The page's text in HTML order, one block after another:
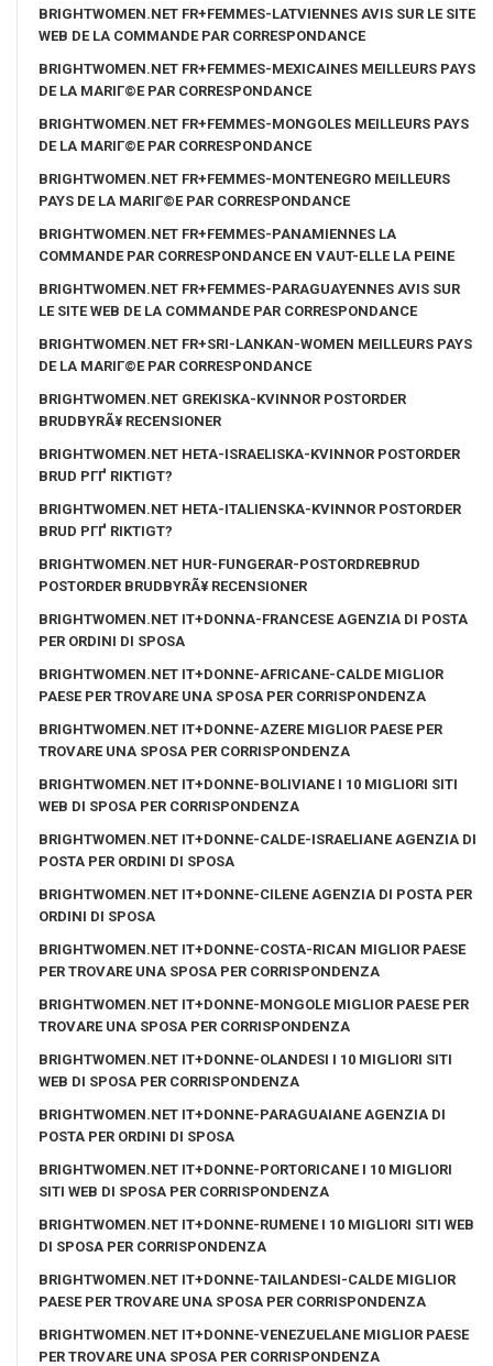
BRIGHTWOMEN.NET FR+FEMMES-LATVIENNES AVIS SUR LE SITE
WEB DE LA COMMANDE PAR CORRESPONDANCE
BRIGHTWOMEN.NET FR+FEMMES-MEXICAINES MEILLEURS PAYS
DE LA MARIГ©E PAR CORRESPONDANCE
BRIGHTWOMEN.NET FR+FEMMES-MONGOLES MEILLEURS PAYS
DE LA MARIГ©E PAR CORRESPONDANCE
BRIGHTWOMEN.NET FR+FEMMES-MONTENEGRO MEILLEURS
PAYS DE LA MARIГ©E PAR CORRESPONDANCE
BRIGHTWOMEN.NET FR+FEMMES-PANAMIENNES LA
COMMANDE PAR CORRESPONDANCE EN VAUT-ELLE LA PEINE
BRIGHTWOMEN.NET FR+FEMMES-PARAGUAYENNES AVIS SUR
LE SITE WEB DE LA COMMANDE PAR CORRESPONDANCE
BRIGHTWOMEN.NET FR+SRI-LANKAN-WOMEN MEILLEURS PAYS
DE LA MARIГ©E PAR CORRESPONDANCE
BRIGHTWOMEN.NET GREKISKA-KVINNOR POSTORDER
BRUDBYRÃ¥ RECENSIONER
BRIGHTWOMEN.NET HETA-ISRAELISKA-KVINNOR POSTORDER
BRUD PГҐ RIKTIGT?
BRIGHTWOMEN.NET HETA-ITALIENSKA-KVINNOR POSTORDER
BRUD PГҐ RIKTIGT?
BRIGHTWOMEN.NET HUR-FUNGERAR-POSTORDREBRUD
POSTORDER BRUDBYRÃ¥ RECENSIONER
BRIGHTWOMEN.NET IT+DONNA-FRANCESE AGENZIA DI POSTA
PER ORDINI DI SPOSA
BRIGHTWOMEN.NET IT+DONNE-AFRICANE-CALDE MIGLIOR
PAESE PER TROVARE UNA SPOSA PER CORRISPONDENZA
BRIGHTWOMEN.NET IT+DONNE-AZERE MIGLIOR PAESE PER
TROVARE UNA SPOSA PER CORRISPONDENZA
BRIGHTWOMEN.NET IT+DONNE-BOLIVIANE I 10 MIGLIORI SITI
WEB DI SPOSA PER CORRISPONDENZA
BRIGHTWOMEN.NET IT+DONNE-CALDE-ISRAELIANE AGENZIA DI
POSTA PER ORDINI DI SPOSA
BRIGHTWOMEN.NET IT+DONNE-CILENE AGENZIA DI POSTA PER
ORDINI DI SPOSA
BRIGHTWOMEN.NET IT+DONNE-COSTA-RICAN MIGLIOR PAESE
PER TROVARE UNA SPOSA PER CORRISPONDENZA
BRIGHTWOMEN.NET IT+DONNE-MONGOLE MIGLIOR PAESE PER
TROVARE UNA SPOSA PER CORRISPONDENZA
BRIGHTWOMEN.NET IT+DONNE-OLANDESI I 10 MIGLIORI SITI
WEB DI SPOSA PER CORRISPONDENZA
BRIGHTWOMEN.NET IT+DONNE-PARAGUAIANE AGENZIA DI
POSTA PER ORDINI DI SPOSA
BRIGHTWOMEN.NET IT+DONNE-PORTORICANE I 10 MIGLIORI
SITI WEB DI SPOSA PER CORRISPONDENZA
BRIGHTWOMEN.NET IT+DONNE-RUMENE I 10 MIGLIORI SITI WEB
DI SPOSA PER CORRISPONDENZA
BRIGHTWOMEN.NET IT+DONNE-TAILANDESI-CALDE MIGLIOR
PAESE PER TROVARE UNA SPOSA PER CORRISPONDENZA
BRIGHTWOMEN.NET IT+DONNE-VENEZUELANE MIGLIOR PAESE
PER TROVARE UNA SPOSA PER CORRISPONDENZA